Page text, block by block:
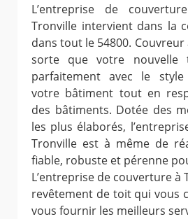
L’entreprise de
Tronville intervient dans la
dans tout le 54800.
sorte que votre nouvelle
parfaitement avec le
votre bâtiment tout en
des bâtiments. Dotée des
les plus élaborés,
Tronville est à même de
fiable, robuste et pérenne
L’entreprise de couverture à
revêtement de toit qui vous
vous fournir les meilleurs